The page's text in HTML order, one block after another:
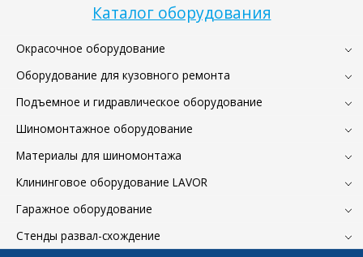
Каталог оборудования
Окрасочное оборудование
Оборудование для кузовного ремонта
Подъемное и гидравлическое оборудование
Шиномонтажное оборудование
Материалы для шиномонтажа
Клининговое оборудование LAVOR
Гаражное оборудование
Стенды развал-схождение